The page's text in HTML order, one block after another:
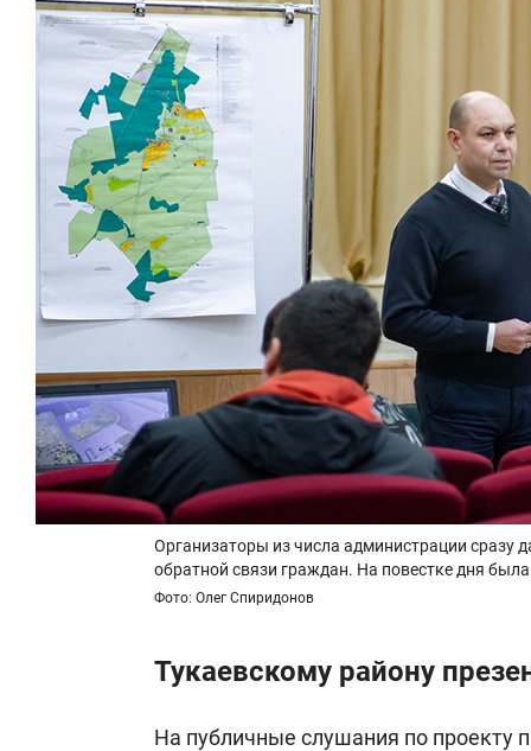
Организаторы из числа администрации сразу
обратной связи граждан. На повестке дня
Фото: Олег Спиридонов
Тукаевскому району
На публичные слушания по проекту